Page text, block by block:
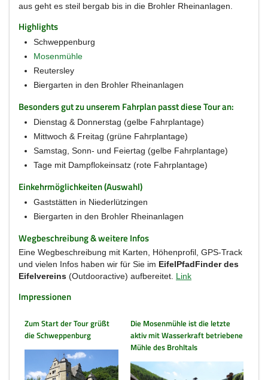
aus geht es steil bergab bis in die Brohler Rheinanlagen.
Highlights
Schweppenburg
Mosenmühle
Reutersley
Biergarten in den Brohler Rheinanlagen
Besonders gut zu unserem Fahrplan passt diese Tour an:
Dienstag & Donnerstag (gelbe Fahrplantage)
Mittwoch & Freitag (grüne Fahrplantage)
Samstag, Sonn- und Feiertag (gelbe Fahrplantage)
Tage mit Dampflokeinsatz (rote Fahrplantage)
Einkehrmöglichkeiten (Auswahl)
Gaststätten in Niederlützingen
Biergarten in den Brohler Rheinanlagen
Wegbeschreibung & weitere Infos
Eine Wegbeschreibung mit Karten, Höhenprofil, GPS-Track
und vielen Infos haben wir für Sie im EifelPfadFinder des
Eifelvereins (Outdooractive) aufbereitet. Link
Impressionen
Zum Start der Tour grüßt
die Schweppenburg
Die Mosenmühle ist die letzte
aktiv mit Wasserkraft betriebene
Mühle des Brohltals